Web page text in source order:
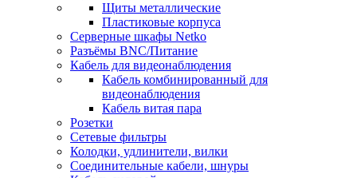
Щиты металлические
Пластиковые корпуса
Серверные шкафы Netko
Разъёмы BNC/Питание
Кабель для видеонаблюдения
Кабель комбинированный для
видеонаблюдения
Кабель витая пара
Розетки
Сетевые фильтры
Колодки, удлинители, вилки
Соединительные кабели, шнуры